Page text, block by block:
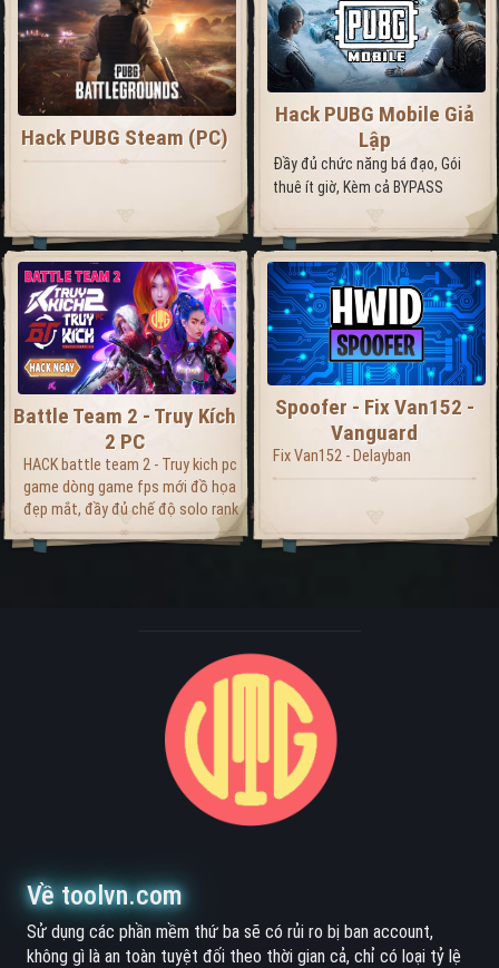
Hack PUBG Steam (PC)
Hack PUBG Mobile Giả
Lập
Đầy đủ chức năng bá đạo, Gói
thuê ít giờ, Kèm cả BYPASS
Battle Team 2 - Truy Kích
2 PC
HACK battle team 2 - Truy kich pc
game dòng game fps mới đồ họa
đẹp mắt, đầy đủ chế độ solo rank
Spoofer - Fix Van152 -
Vanguard
Fix Van152 - Delayban
Về toolvn.com
Sử dụng các phần mềm thứ ba sẽ có rủi ro bị ban account,
không gì là an toàn tuyệt đối theo thời gian cả, chỉ có loại tỷ lệ